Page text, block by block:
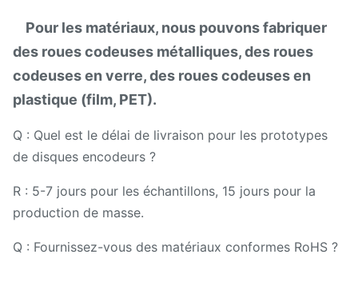
Pour les matériaux, nous pouvons fabriquer
des roues codeuses métalliques, des roues
codeuses en verre, des roues codeuses en
plastique (film, PET).
Q : Quel est le délai de livraison pour les prototypes
de disques encodeurs ?
R : 5-7 jours pour les échantillons, 15 jours pour la
production de masse.
Q : Fournissez-vous des matériaux conformes RoHS ?